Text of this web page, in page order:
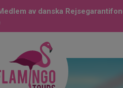
av danska